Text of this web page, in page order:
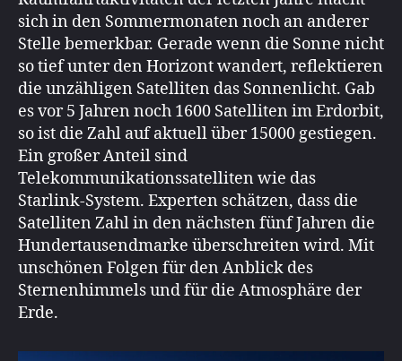
sich in den Sommermonaten noch an anderer
Stelle bemerkbar. Gerade wenn die Sonne nicht
so tief unter den Horizont wandert, reflektieren
die unzähligen Satelliten das Sonnenlicht. Gab
es vor 5 Jahren noch 1600 Satelliten im Erdorbit,
so ist die Zahl auf aktuell über 15000 gestiegen.
Ein großer Anteil sind
Telekommunikationssatelliten wie das
Starlink-System. Experten schätzen, dass die
Satelliten Zahl in den nächsten fünf Jahren die
Hundertausendmarke überschreiten wird. Mit
unschönen Folgen für den Anblick des
Sternenhimmels und für die Atmosphäre der
Erde.